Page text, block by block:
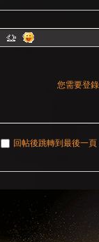
您需要登
回帖後跳轉到最後一頁